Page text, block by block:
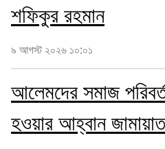
শফিকুর রহমান
৯ আগস্ট ২০২৬ ১০:০১
আলেমদের সমাজ
হওয়ার আহ্বান